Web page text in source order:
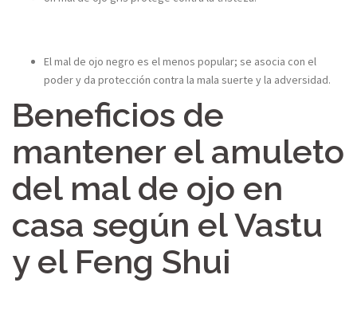
El mal de ojo negro es el menos popular; se asocia con el
poder y da protección contra la mala suerte y la adversidad.
Beneficios de
mantener el amuleto
del mal de ojo en
casa según el Vastu
y el Feng Shui